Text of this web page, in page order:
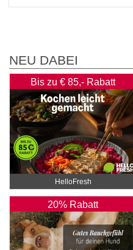
NEU DABEI
Bis zu € 85,- Rabatt
HelloFresh
20% Rabatt